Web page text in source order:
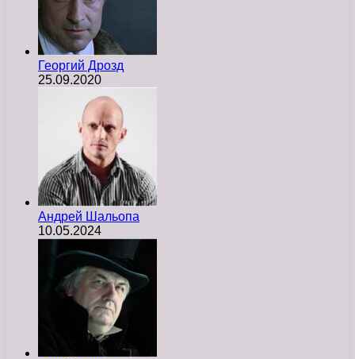
Георгий Дрозд
25.09.2020
Андрей Шальопа
10.05.2024